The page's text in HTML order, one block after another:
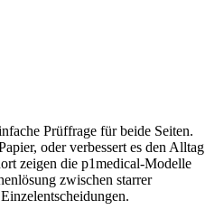
Prüffrage für beide Seiten.
oder verbessert es den Alltag
zeigen die p1medical-Modelle
zwischen starrer